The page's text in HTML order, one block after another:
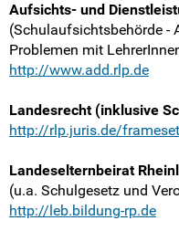
Aufsichts- und
(Schulaufsichtsbehörde -
Problemen mit
http://www.add.rlp.de
Landesrecht (inklusive
http://rlp.juris.de/
Landeselternbeirat
(u.a. Schulgesetz und
http://leb.bildung-rp.de